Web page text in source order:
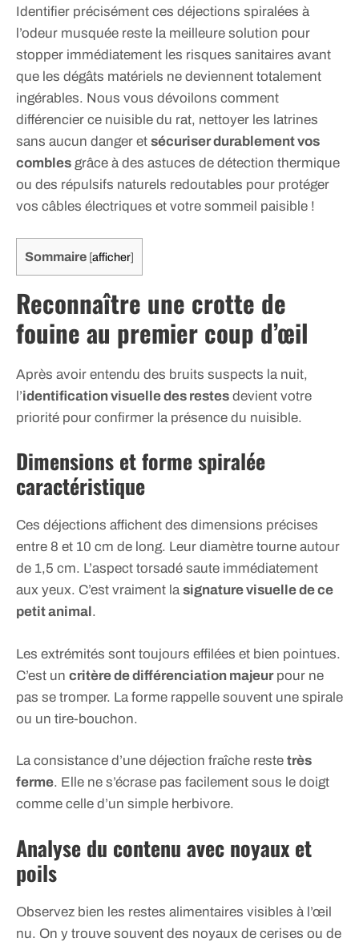
Identifier précisément ces déjections spiralées à
l’odeur musquée reste la meilleure solution pour
stopper immédiatement les risques sanitaires avant
que les dégâts matériels ne deviennent totalement
ingérables. Nous vous dévoilons comment
différencier ce nuisible du rat, nettoyer les latrines
sans aucun danger et sécuriser durablement vos
combles grâce à des astuces de détection thermique
ou des répulsifs naturels redoutables pour protéger
vos câbles électriques et votre sommeil paisible !
Sommaire [afficher]
Reconnaître une crotte de
fouine au premier coup d’œil
Après avoir entendu des bruits suspects la nuit,
l’identification visuelle des restes devient votre
priorité pour confirmer la présence du nuisible.
Dimensions et forme spiralée
caractéristique
Ces déjections affichent des dimensions précises
entre 8 et 10 cm de long. Leur diamètre tourne autour
de 1,5 cm. L’aspect torsadé saute immédiatement
aux yeux. C’est vraiment lasignature visuelle de ce
petit animal.
Les extrémités sont toujours effilées et bien pointues.
C’est un critère de différenciation majeurpour ne
pas se tromper. La forme rappelle souvent une spirale
ou un tire-bouchon.
La consistance d’une déjection fraîche reste très
ferme. Elle ne s’écrase pas facilement sous le doigt
comme celle d’un simple herbivore.
Analyse du contenu avec noyaux et
poils
Observez bien les restes alimentaires visibles à l’œil
nu. On y trouve souvent des noyaux de cerises ou de